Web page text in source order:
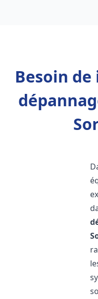
Besoin